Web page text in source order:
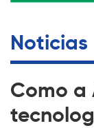
Noticias
Como a